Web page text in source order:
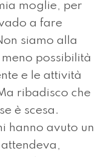
moglie, per
a fare
siamo alla
possibilità
e le attività
ribadisco che
è scesa.
hanno avuto un